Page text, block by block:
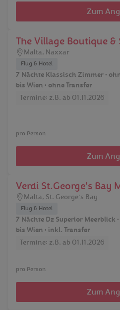
Zum
The Village Boutique
Malta, Naxxar
Flug & Hotel
7 Nächte Klassisch Zimmer •
bis Wien • ohne Transfer
Termine: z.B. ab 01.11.2026
pro Person
Zum
Verdi St.George's
Malta, St. George's Bay
Flug & Hotel
7 Nächte Dz Superior Meerblick
bis Wien • inkl. Transfer
Termine: z.B. ab 01.11.2026
pro Person
Zum